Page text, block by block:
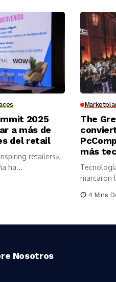
2025
a más de
del retail
retailers»,
ha...
The
más
marcaron
4 Mins
Nosotros